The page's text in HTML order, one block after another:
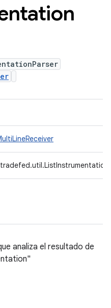
analiza el resultado de